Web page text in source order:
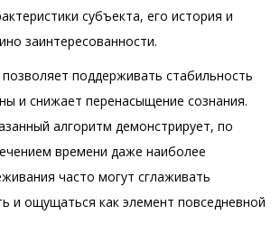
субъекта, его история и
заинтересованности.
поддерживать стабильность
и снижает перенасыщение сознания.
алгоритм демонстрирует, по
времени даже наиболее
часто могут сглаживать
и ощущаться как элемент повседневной